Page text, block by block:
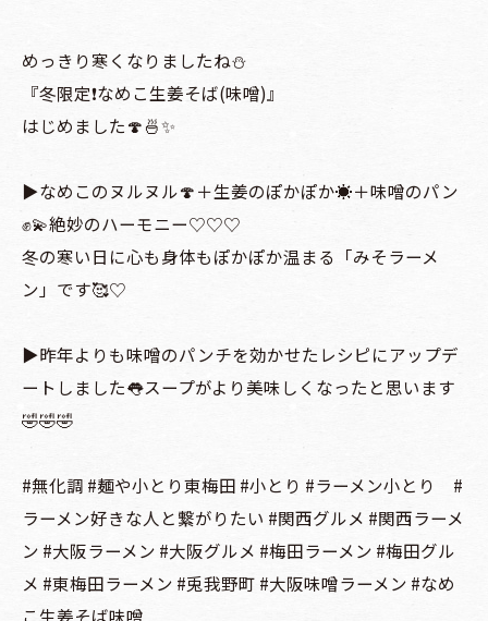
めっきり寒くなりましたね⛄️
『冬限定❗️なめこ生姜そば(味噌)』
はじめました🍄🍜✨
▶️なめこのヌルヌル🍄＋生姜のぽかぽか☀️＋味噌のパン
✊💫絶妙のハーモニー♡♡♡
冬の寒い日に心も身体もぽかぽか温まる「みそラーメ
ン」です🥰♡
▶️昨年よりも味噌のパンチを効かせたレシピにアップデ
ートしました👅スープがより美味しくなったと思います
🤣🤣🤣
#無化調 #麺や小とり東梅田 #小とり #ラーメン小とり #
ラーメン好きな人と繋がりたい #関西グルメ #関西ラーメ
ン #大阪ラーメン #大阪グルメ #梅田ラーメン #梅田グル
メ #東梅田ラーメン #兎我野町 #大阪味噌ラーメン #なめ
こ生姜そば味噌